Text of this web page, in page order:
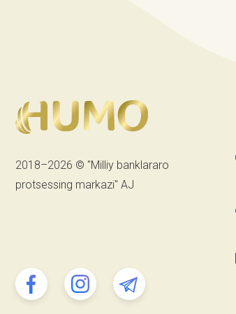
2018–2026 © "Milliy banklararo
protsessing markazi" AJ